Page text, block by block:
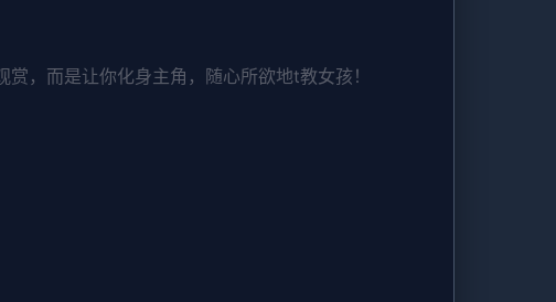
，而是让你化身主角，随心所欲地t教女孩！